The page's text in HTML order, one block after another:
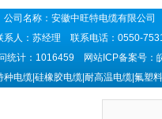
公司名称：安徽中旺特电缆有限公
系人：苏经理 联系电话：0550-
统计：1016459 网站ICP备案号：
电缆|硅橡胶电缆|耐高温电缆|氟